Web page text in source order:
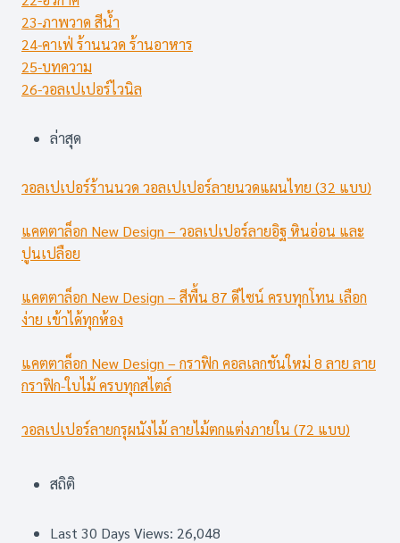
23-ภาพวาด สีน้ำ
24-คาเฟ่ ร้านนวด ร้านอาหาร
25-บทความ
26-วอลเปเปอร์ไวนิล
ล่าสุด
วอลเปเปอร์ร้านนวด วอลเปเปอร์ลายนวดแผนไทย (32 แบบ)
แคตตาล็อก New Design – วอลเปเปอร์ลายอิฐ หินอ่อน และ
ปูนเปลือย
แคตตาล็อก New Design – สีพื้น 87 ดีไซน์ ครบทุกโทน เลือก
ง่าย เข้าได้ทุกห้อง
แคตตาล็อก New Design – กราฟิก คอลเลกชันใหม่ 8 ลาย ลาย
กราฟิก-ใบไม้ ครบทุกสไตล์
วอลเปเปอร์ลายกรุผนังไม้ ลายไม้ตกแต่งภายใน (72 แบบ)
สถิติ
Last 30 Days Views: 26,048